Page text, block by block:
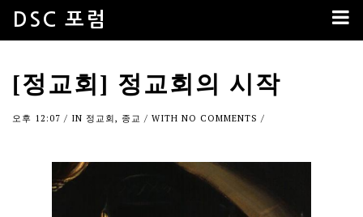
DSC 포럼
[정교회] 정교회의 시작
오후 12:07 / IN 정교회, 종교 / WITH NO COMMENTS /